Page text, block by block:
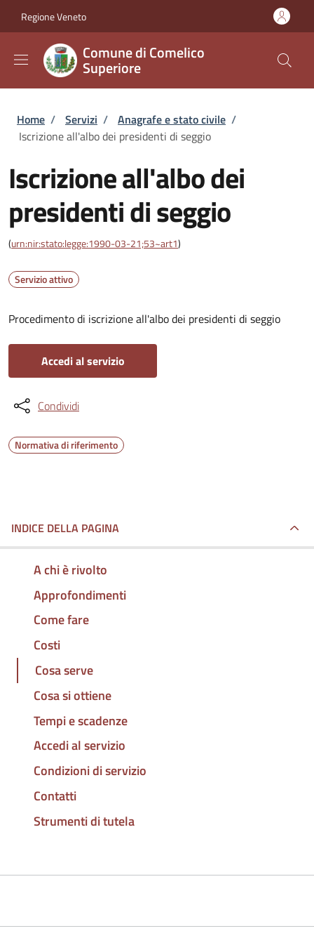
Regione Veneto
Comune di Comelico
Superiore
Briciole di pane
Home / Servizi / Anagrafe e stato civile /
Iscrizione all'albo dei presidenti di seggio
Iscrizione all'albo dei
presidenti di seggio
(urn:nir:stato:legge:1990-03-21;53~art1)
Servizio attivo
Procedimento di iscrizione all'albo dei presidenti di seggio
Accedi al servizio
Condividi
Normativa di riferimento
INDICE DELLA PAGINA
A chi è rivolto
Approfondimenti
Come fare
Costi
Cosa serve
Cosa si ottiene
Tempi e scadenze
Accedi al servizio
Condizioni di servizio
Contatti
Strumenti di tutela